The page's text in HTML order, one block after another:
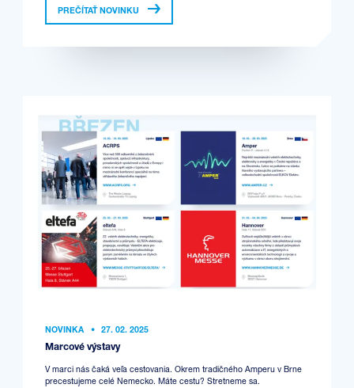
PREČÍTAŤ NOVINKU
NOVINKA • 27. 02. 2025
Marcové výstavy
V marci nás čaká veľa cestovania. Okrem tradičného Amperu v Brne
precestujeme celé Nemecko. Máte cestu? Stretneme sa.